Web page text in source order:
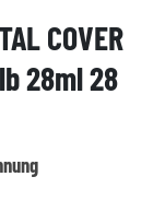
COVER
28ml 28